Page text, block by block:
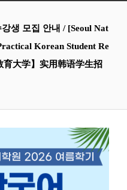
생 모집 안내 / [Seoul Nat
Korean Student Re
大学】实用韩语学生招